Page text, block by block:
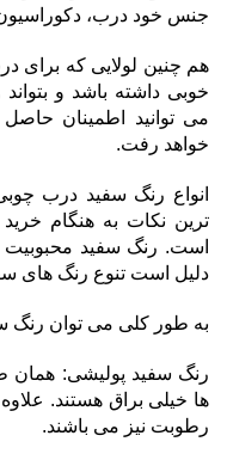
جنس خود درب،
هم چنین لولایی که برای
خوبی داشته باشد و
می توانید اطمینان
خواهد رفت.
انواع رنگ سفید درب
ترین نکات به هنگام
است. رنگ سفید محبوبیت
دلیل است تنوع رنگ های
به طور کلی می توان رنگ
رنگ سفید پولیشی: همان
ها خیلی براق هستند.
رطوبت نیز می باشند.